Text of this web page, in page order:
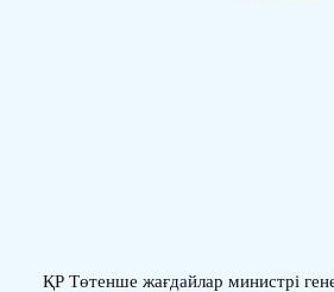
ҚР Төтенше жағдайлар министрі